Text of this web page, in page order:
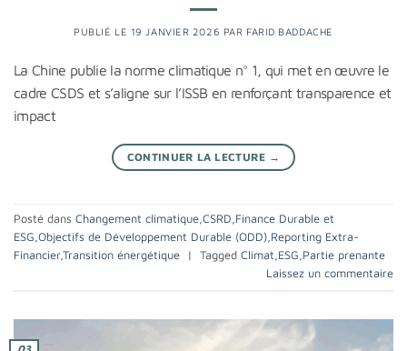
PUBLIÉ LE 19 JANVIER 2026 PAR FARID BADDACHE
La Chine publie la norme climatique n° 1, qui met en œuvre le
cadre CSDS et s’aligne sur l’ISSB en renforçant transparence et
impact
CONTINUER LA LECTURE →
Posté dans Changement climatique CSRD Finance Durable et
ESG Objectifs de Développement Durable (ODD) Reporting Extra-
Financier,Transition énergétique | Tagged Climat ESG Partie prenante
Laissez un commentaire